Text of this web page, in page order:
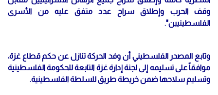
وقف الحرب وإطلاق سراح عدد متفق عليه من الأسرى
الفلسطينيين".
وتابع المصدر الفلسطيني أن وفد الحركة تنازل عن حكم قطاع غزة،
موافقاً على تسليمه إلى لجنة إدارة غزة التابعة للحكومة الفلسطينية
وتسليم سلاحها ضمن خريطة طريق للسلطة الفلسطينية.